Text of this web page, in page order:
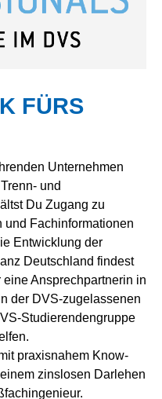
FÜRS
Unternehmen
und
Du Zugang zu
und Fachinformationen
Entwicklung der
Deutschland findest
Ansprechpartnerin in
der DVS-zugelassenen
Studierendengruppe
praxisnahem Know-
zinslosen Darlehen